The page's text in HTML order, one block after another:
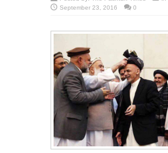
September 23, 2016
0